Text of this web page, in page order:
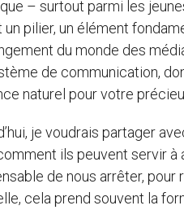
– surtout parmi les
pilier, un élément
du monde des
de communication,
naturel pour votre
je voudrais partager
ils peuvent servir à
de nous arrêter, pour
cela prend souvent la